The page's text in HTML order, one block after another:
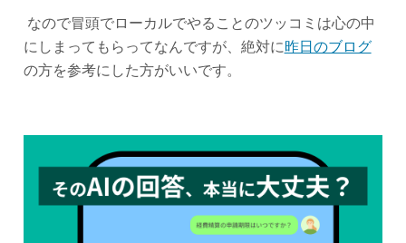
なので冒頭でローカルでやることのツッコミは心の中
にしまってもらってなんですが、絶対に昨日のブログ
の方を参考にした方がいいです。